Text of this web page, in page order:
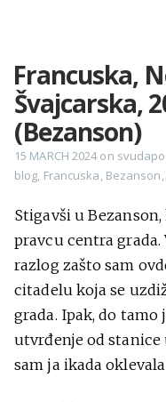
Francuska,
Švajcarska,
(Bezanson)
15 MARCH 2024on
blog, Francuska, Bezanson,
Stigavši u
pravcu centra grada.
razlog zašto sam
citadelu koja se
grada. Ipak, do tamo
utvrđenje od stanice
sam ja ikada